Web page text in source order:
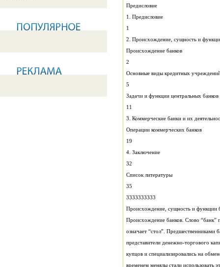
Предисловие
1. Предисловие
1
2. Происхождение, сущность и
Происхождение банков
2
Основные виды кредитных
5
Задачи и функции центральных банков
11
3. Коммерческие банки и их
Операции коммерческих банков
19
4. Заключение
32
Список литературы
35
3333333333
Происхождение, сущность и функции